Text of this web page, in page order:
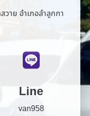
Line
van958